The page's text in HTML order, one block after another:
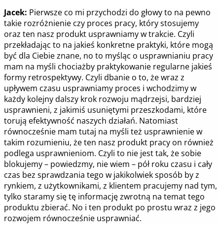
Jacek: Pierwsze co mi przychodzi do głowy to na pewno
takie rozróżnienie czy proces pracy, który stosujemy
oraz ten nasz produkt usprawniamy w trakcie. Czyli
przekładając to na jakieś konkretne praktyki, które mogą
być dla Ciebie znane, no to myśląc o usprawnianiu pracy
mam na myśli chociażby praktykowanie regularne jakieś
formy retrospektywy. Czyli dbanie o to, że wraz z
upływem czasu usprawniamy proces i wchodzimy w
każdy kolejny dalszy krok rozwoju mądrzejsi, bardziej
usprawnieni, z jakimiś usuniętymi przeszkodami, które
torują efektywność naszych działań. Natomiast
równocześnie mam tutaj na myśli też usprawnienie w
takim rozumieniu, że ten nasz produkt pracy on również
podlega usprawnieniom. Czyli to nie jest tak, że sobie
blokujemy – powiedzmy, nie wiem – pół roku czasu i cały
czas bez sprawdzania tego w jakikolwiek sposób by z
rynkiem, z użytkownikami, z klientem pracujemy nad tym,
tylko staramy się tę informację zwrotną na temat tego
produktu zbierać. No i ten produkt po prostu wraz z jego
rozwojem równocześnie usprawniać.